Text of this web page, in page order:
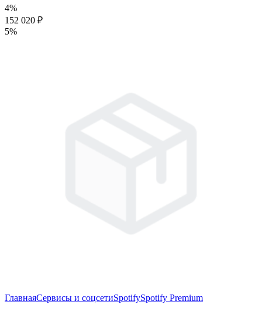
4%
152 020 ₽
5%
ГлавнаяСервисы и соцсетиSpotifySpotify Premium